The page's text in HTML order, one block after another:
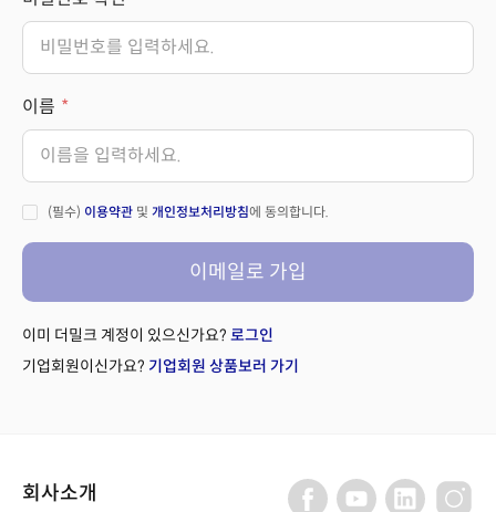
이름
(필수) 이용약관 및 개인정보처리방침에 동의합니다.
이메일로 가입
이미 더밀크 계정이 있으신가요? 로그인
기업회원이신가요? 기업회원 상품보러 가기
회사소개